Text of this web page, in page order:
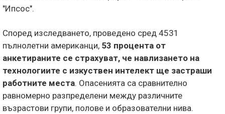
"Ипсос".
Според изследването, проведено сред 4531
пълнолетни американци, 53 процента от
анкетираните се страхуват, че навлизането на
технологиите с изкуствен интелект ще застраши
работните места. Опасенията са сравнително
равномерно разпределени между различните
възрастови групи, полове и образователни нива.